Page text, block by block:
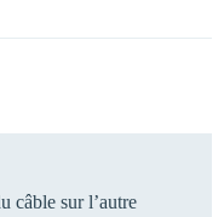
câble sur l’autre